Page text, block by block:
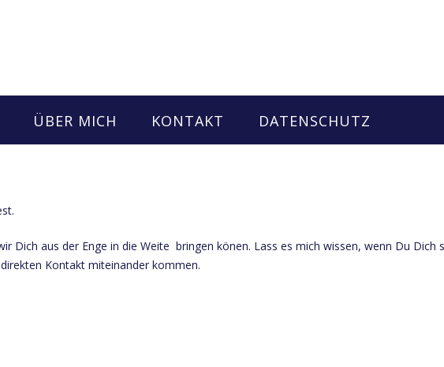
ÜBER MICH KONTAKT DATENSCHUTZ
Dich aus der Enge in die Weite bringen könen. Lass es mich wissen, wenn Du Dich
Kontakt miteinander kommen.